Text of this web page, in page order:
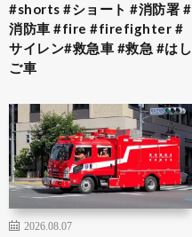
#shorts #ショート #消防署 #
消防車 #fire #firefighter #
サイレン#救急車 #救急 #はし
ご車
2026.08.07